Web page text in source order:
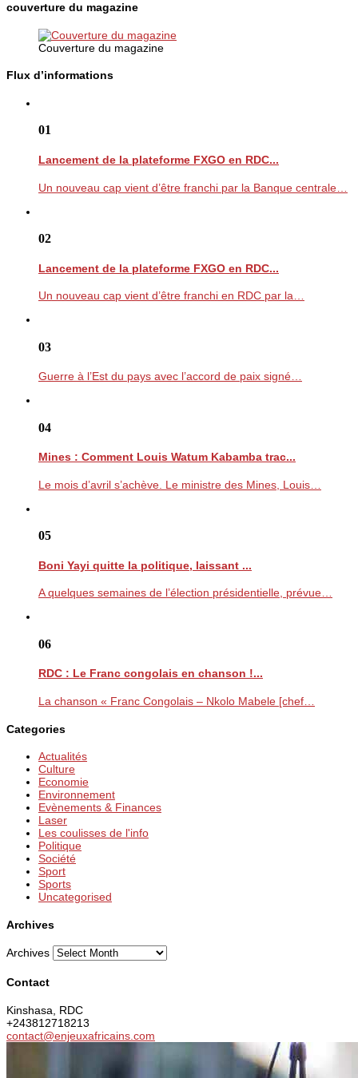
couverture du magazine
Couverture du magazine
Flux d’informations
01
Lancement de la plateforme FXGO en RDC...
Un nouveau cap vient d’être franchi par la Banque centrale…
02
Lancement de la plateforme FXGO en RDC...
Un nouveau cap vient d’être franchi en RDC par la…
03
Guerre à l’Est du pays avec l’accord de paix signé…
04
Mines : Comment Louis Watum Kabamba trac...
Le mois d’avril s’achève. Le ministre des Mines, Louis…
05
Boni Yayi quitte la politique, laissant ...
A quelques semaines de l’élection présidentielle, prévue…
06
RDC : Le Franc congolais en chanson !...
La chanson « Franc Congolais – Nkolo Mabele [chef…
Categories
Actualités
Culture
Economie
Environnement
Evènements & Finances
Laser
Les coulisses de l'info
Politique
Société
Sport
Sports
Uncategorised
Archives
Archives
Contact
Kinshasa, RDC
+243812718213
contact@enjeuxafricains.com